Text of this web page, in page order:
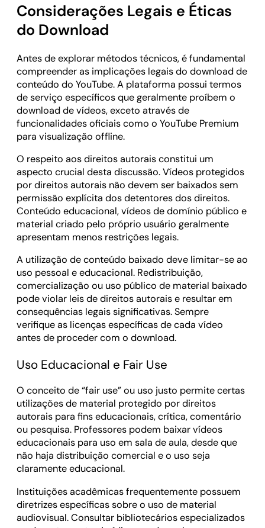
Considerações Legais e Éticas
do Download
Antes de explorar métodos técnicos, é fundamental
compreender as implicações legais do download de
conteúdo do YouTube. A plataforma possui termos
de serviço específicos que geralmente proíbem o
download de vídeos, exceto através de
funcionalidades oficiais como o YouTube Premium
para visualização offline.
O respeito aos direitos autorais constitui um
aspecto crucial desta discussão. Vídeos protegidos
por direitos autorais não devem ser baixados sem
permissão explícita dos detentores dos direitos.
Conteúdo educacional, vídeos de domínio público e
material criado pelo próprio usuário geralmente
apresentam menos restrições legais.
A utilização de conteúdo baixado deve limitar-se ao
uso pessoal e educacional. Redistribuição,
comercialização ou uso público de material baixado
pode violar leis de direitos autorais e resultar em
consequências legais significativas. Sempre
verifique as licenças específicas de cada vídeo
antes de proceder com o download.
Uso Educacional e Fair Use
O conceito de “fair use” ou uso justo permite certas
utilizações de material protegido por direitos
autorais para fins educacionais, crítica, comentário
ou pesquisa. Professores podem baixar vídeos
educacionais para uso em sala de aula, desde que
não haja distribuição comercial e o uso seja
claramente educacional.
Instituições acadêmicas frequentemente possuem
diretrizes específicas sobre o uso de material
audiovisual. Consultar bibliotecários especializados